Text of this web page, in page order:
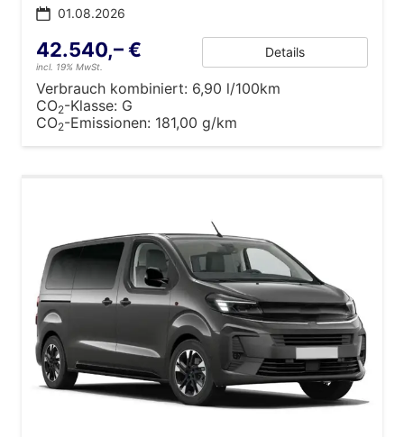
01.08.2026
42.540,– €
incl. 19% MwSt.
Details
Verbrauch kombiniert: 6,90 l/100km
CO2-Klasse: G
CO2-Emissionen: 181,00 g/km